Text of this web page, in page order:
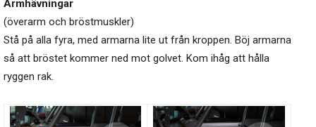
Armhävningar
(överarm och bröstmuskler)
Stå på alla fyra, med armarna lite ut från kroppen. Böj armarna
så att bröstet kommer ned mot golvet. Kom ihåg att hålla
ryggen rak.